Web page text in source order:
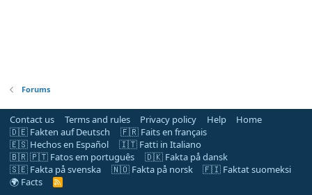
Forums
Contact us Terms and rules Privacy policy Help
Home
🇩🇪 Fakten auf Deutsch
🇫🇷 Faits en français
🇪🇸 Hechos en Español
🇮🇹 Fatti in Italiano
🇧🇷 🇵🇹 Fatos em português
🇩🇰 Fakta på dansk
🇸🇪 Fakta på svenska
🇳🇴 Fakta på norsk
🇫🇮 Faktat suomeksi
🌍 Facts
R